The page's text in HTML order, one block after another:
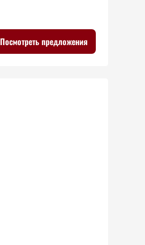
Посмотреть предложения